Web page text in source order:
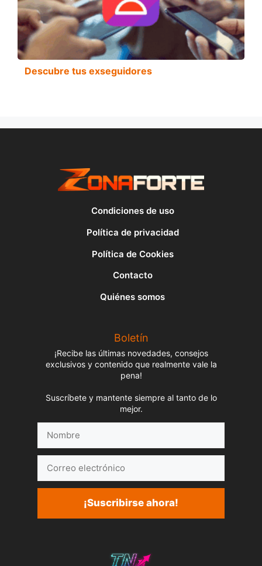
Descubre tus exseguidores
Condiciones de uso
Política de privacidad
Política de Cookies
Contacto
Quiénes somos
Boletín
¡Recibe las últimas novedades, consejos
exclusivos y contenido que realmente vale la
pena!
Suscríbete y mantente siempre al tanto de lo
mejor.
electrónico
¡Suscribirse ahora!